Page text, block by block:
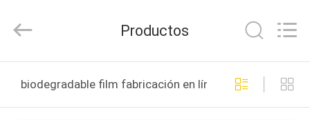
CASA
Macromolecule
Materials
All
Reserved.
Productos
biodegradable film fabricación en línea